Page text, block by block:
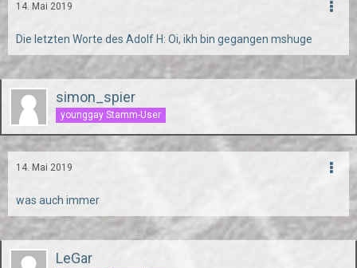
14. Mai 2019
Die letzten Worte des Adolf H: Oi, ikh bin gegangen mshuge
simon_spier
younggay Stamm-User
14. Mai 2019
was auch immer
LeGar